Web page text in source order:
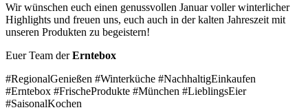
Wir wünschen euch einen genussvollen Januar voller winterlicher
Highlights und freuen uns, euch auch in der kalten Jahreszeit mit
unseren Produkten zu begeistern!
Euer Team derErntebox
#RegionalGenießen #Winterküche #NachhaltigEinkaufen
#Erntebox #FrischeProdukte #München #LieblingsEier
#SaisonalKochen